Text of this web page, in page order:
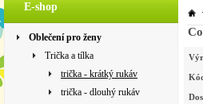
E-shop
Oblečení pro ženy
Trička a tílka
trička - krátký rukáv
trička - dlouhý rukáv